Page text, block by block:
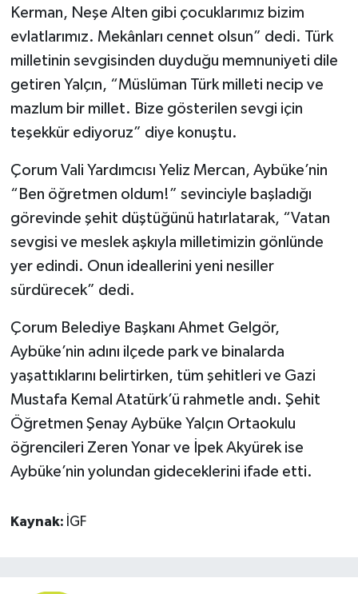
Kerman, Neşe Alten gibi çocuklarımız bizim
evlatlarımız. Mekânları cennet olsun” dedi. Türk
milletinin sevgisinden duyduğu memnuniyeti dile
getiren Yalçın, “Müslüman Türk milleti necip ve
mazlum bir millet. Bize gösterilen sevgi için
teşekkür ediyoruz” diye konuştu.
Çorum Vali Yardımcısı Yeliz Mercan, Aybüke’nin
“Ben öğretmen oldum!” sevinciyle başladığı
görevinde şehit düştüğünü hatırlatarak, “Vatan
sevgisi ve meslek aşkıyla milletimizin gönlünde
yer edindi. Onun ideallerini yeni nesiller
sürdürecek” dedi.
Çorum Belediye Başkanı Ahmet Gelgör,
Aybüke’nin adını ilçede park ve binalarda
yaşattıklarını belirtirken, tüm şehitleri ve Gazi
Mustafa Kemal Atatürk’ü rahmetle andı. Şehit
Öğretmen Şenay Aybüke Yalçın Ortaokulu
öğrencileri Zeren Yonar ve İpek Akyürek ise
Aybüke’nin yolundan gideceklerini ifade etti.
Kaynak: İGF